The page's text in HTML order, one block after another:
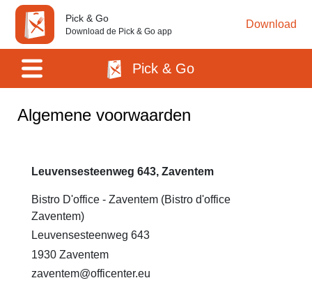
Pick & Go
Download de Pick & Go app
Download
Pick & Go
Algemene voorwaarden
Leuvensesteenweg 643, Zaventem
Bistro D'office - Zaventem (Bistro d'office
Zaventem)
Leuvensesteenweg 643
1930 Zaventem
zaventem@officenter.eu